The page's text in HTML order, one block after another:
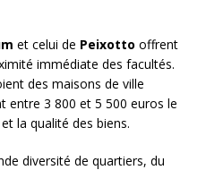
et celui de Peixotto offrent
immédiate des facultés.
des maisons de ville
entre 3 800 et 5 500 euros le
la qualité des biens.
diversité de quartiers, du